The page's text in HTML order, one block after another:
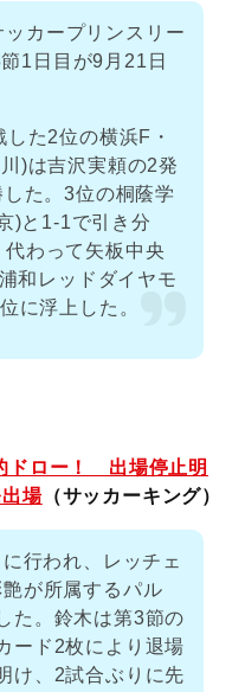
カープリンスリー
1日目が9月21日
た2位の横浜F・
)は吉沢実頼の2発
た。3位の桐蔭学
)と1-1で引き分
わって矢板中央
和レッドダイヤモ
に浮上した。
ドロー！ 出場停止明
場（サッカーキング）
行われ、レッチェ
が所属するパル
た。鈴木は第3節の
ード2枚により退場
け、2試合ぶりに先